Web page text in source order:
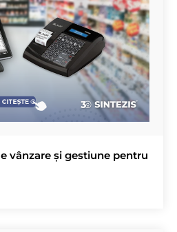
vânzare și gestiune pentru